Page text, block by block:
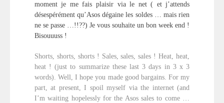
moment je me fais plaisir via le net ( et j’attends
désespérément qu’Asos dégaine les soldes … mais rien
ne se passe …!!??) Je vous souhaite un bon week end !
Bisouuuss !
Shorts, shorts, shorts ! Sales, sales, sales ! Heat, heat,
heat ! (just to summarize these last 3 days in 3 x 3
words). Well, I hope you made good bargains. For my
part, at present, I spoil myself via the internet (and
I’m waiting hopelessly for the Asos sales to come …